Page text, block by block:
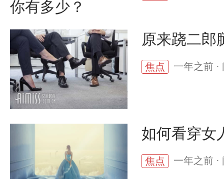
原来跷二郎
焦点 一年之前 ·
如何看穿女
焦点 一年之前 ·